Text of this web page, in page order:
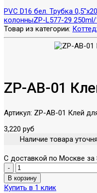
PVC D16 бел. Трубка
колонныZP-L577-29 250ml/
Товар из категории:
ZP-AB-01
Артикул: ZP-AB-01 Клей
3,220 руб
Наличие товара
С доставкой по Москве за
Купить в 1 клик